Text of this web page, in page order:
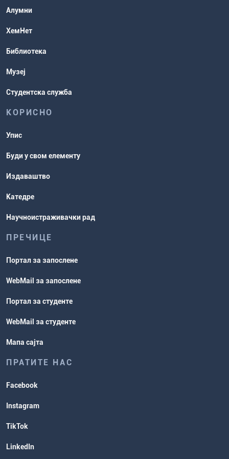
Студентске организације
рокови
Алумни
ХемНет
Библиотека
Музеј
Студентска служба
КОРИСНО
Упис
Буди у свом елементу
Издаваштво
Катедре
Научноистраживачки рад
ПРЕЧИЦЕ
Портал за запослене
WebMail за запослене
Портал за студенте
WebMail за студенте
Мапа сајта
ПРАТИТЕ НАС
Facebook
Instagram
TikTok
LinkedIn